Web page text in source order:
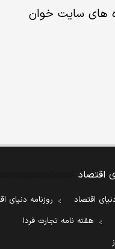
های سایت خوان
اقتصاد
اقتصاد
روزنامه دنیای
هفته نامه تجارت فردا